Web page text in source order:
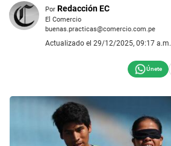
Por Redacción EC
El Comercio
buenas.practicas@comercio.com.pe
Actualizado el 29/12/2025, 09:17 a.m.